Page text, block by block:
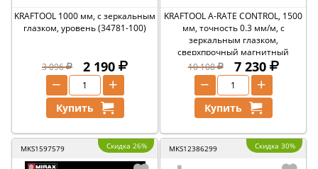
KRAFTOOL 1000 мм, с зеркальным
глазком, уровень (34781-100)
3 096 2 190
+
−
Купить
KRAFTOOL A-RATE CONTROL, 1500
мм, точность 0.3 мм/м, с
зеркальным глазком,
сверхпрочный магнитный
уровень (34988-150)
10 108 7 230
+
−
Купить
MKS1597579 Скидка 26% MKS12386299 Скидка 30%